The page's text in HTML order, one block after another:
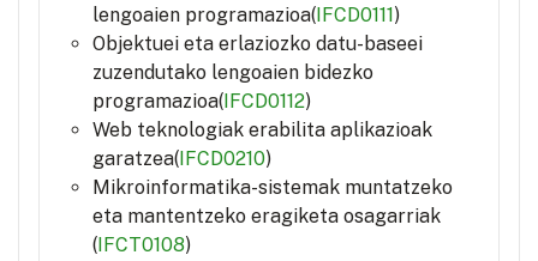
lengoaien programazioa( IFCD0111 )
Objektuei eta erlaziozko datu-baseei
zuzendutako lengoaien bidezko
programazioa( IFCD0112)
Web teknologiak erabilita aplikazioak
garatzea( IFCD0210)
Mikroinformatika-sistemak muntatzeko
eta mantentzeko eragiketa osagarriak
( IFCT0108)